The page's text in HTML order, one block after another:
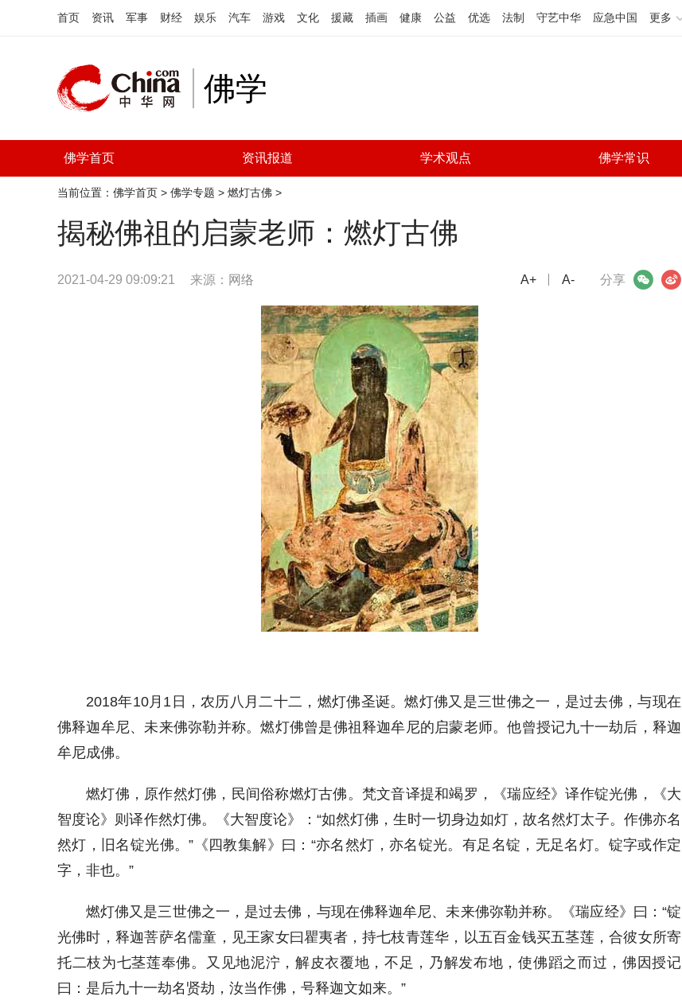
首页 资讯 军事 财经 娱乐 汽车 游戏 文化 援藏 插画 健康 公益 优选 法制 守艺中华 应急中国 更多
佛学
佛学首页 资讯报道 学术观点 佛学常识
当前位置： 佛学首页 > 佛学专题 > 燃灯古佛 >
揭秘佛祖的启蒙老师：燃灯古佛
2021-04-29 09:09:21 来源： 网络 分享
微信 微博
A+ A-
2018年10月1日，农历八月二十二，燃灯佛圣诞。燃灯佛又是三世佛之一，是过去佛，与现在
佛释迦牟尼、未来佛弥勒并称。燃灯佛曾是佛祖释迦牟尼的启蒙老师。他曾授记九十一劫后，释迦
牟尼成佛。
燃灯佛，原作然灯佛，民间俗称燃灯古佛。梵文音译提和竭罗，《瑞应经》译作锭光佛，《大
智度论》则译作然灯佛。《大智度论》：“如然灯佛，生时一切身边如灯，故名然灯太子。作佛亦名
然灯，旧名锭光佛。”《四教集解》曰：“亦名然灯，亦名锭光。有足名锭，无足名灯。锭字或作定
字，非也。”
燃灯佛又是三世佛之一，是过去佛，与现在佛释迦牟尼、未来佛弥勒并称。《瑞应经》曰：“锭
光佛时，释迦菩萨名儒童，见王家女曰瞿夷者，持七枝青莲华，以五百金钱买五茎莲，合彼女所寄
托二枝为七茎莲奉佛。又见地泥泞，解皮衣覆地，不足，乃解发布地，使佛蹈之而过，佛因授记
曰：是后九十一劫名贤劫，汝当作佛，号释迦文如来。”